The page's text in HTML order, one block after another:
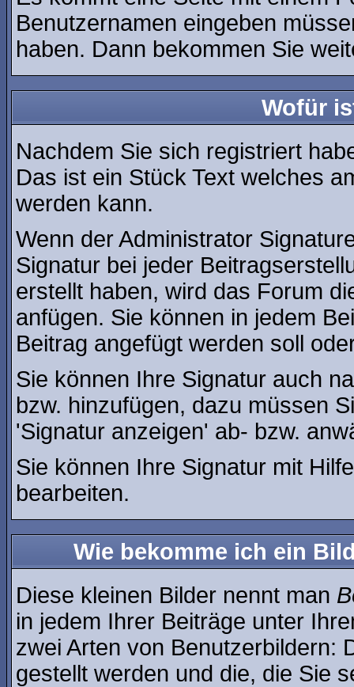
Benutzernamen eingeben
haben. Dann bekommen Sie
Wofür
Nachdem Sie sich registriert
Das ist ein Stück Text welches
werden kann.
Wenn der Administrator
Signatur bei jeder
erstellt haben, wird das Forum
anfügen. Sie können in jedem
Beitrag angefügt werden soll
Sie können Ihre Signatur auch
bzw. hinzufügen, dazu müssen
'Signatur anzeigen' ab- bzw.
Sie können Ihre Signatur mit
bearbeiten.
Wie bekomme ich ein
Diese kleinen Bilder nennt man
in jedem Ihrer Beiträge unter
zwei Arten von Benutzerbildern:
gestellt werden und die, die Sie